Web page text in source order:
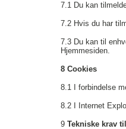
7.1 Du kan
7.2 Hvis du har
7.3 Du kan til
Hjemmesiden.
8 Cookies
8.1 I forbindelse
8.2 I Internet
9 Tekniske krav